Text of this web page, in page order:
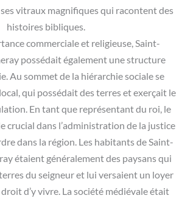
vitraux magnifiques qui racontent des
histoires bibliques.
commerciale et religieuse, Saint-
possédait également une structure
Au sommet de la hiérarchie sociale se
qui possédait des terres et exerçait le
En tant que représentant du roi, le
crucial dans l’administration de la justice
dans la région. Les habitants de Saint-
étaient généralement des paysans qui
du seigneur et lui versaient un loyer
d’y vivre. La société médiévale était